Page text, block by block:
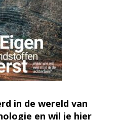
in de wereld van
en wil je hier